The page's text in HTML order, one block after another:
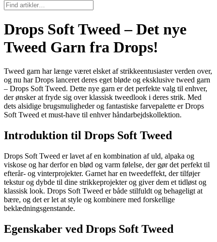
Drops Soft Tweed – Det nye
Tweed Garn fra Drops!
Tweed garn har længe været elsket af strikkeentusiaster verden over,
og nu har Drops lanceret deres eget bløde og eksklusive tweed garn
– Drops Soft Tweed. Dette nye garn er det perfekte valg til enhver,
der ønsker at fryde sig over klassisk tweedlook i deres strik. Med
dets alsidige brugsmuligheder og fantastiske farvepalette er Drops
Soft Tweed et must-have til enhver håndarbejdskollektion.
Introduktion til Drops Soft Tweed
Drops Soft Tweed er lavet af en kombination af uld, alpaka og
viskose og har derfor en blød og varm følelse, der gør det perfekt til
efterår- og vinterprojekter. Garnet har en tweedeffekt, der tilføjer
tekstur og dybde til dine strikkeprojekter og giver dem et tidløst og
klassisk look. Drops Soft Tweed er både stilfuldt og behageligt at
bære, og det er let at style og kombinere med forskellige
beklædningsgenstande.
Egenskaber ved Drops Soft Tweed